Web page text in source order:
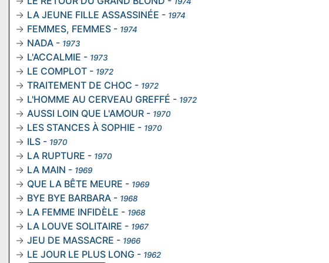
LA JEUNE FILLE ASSASSINÉE - 1974
FEMMES, FEMMES - 1974
NADA - 1973
L'ACCALMIE - 1973
LE COMPLOT - 1972
TRAITEMENT DE CHOC - 1972
L'HOMME AU CERVEAU GREFFÉ - 1972
AUSSI LOIN QUE L'AMOUR - 1970
LES STANCES À SOPHIE - 1970
ILS - 1970
LA RUPTURE - 1970
LA MAIN - 1969
QUE LA BÊTE MEURE - 1969
BYE BYE BARBARA - 1968
LA FEMME INFIDÈLE - 1968
LA LOUVE SOLITAIRE - 1967
JEU DE MASSACRE - 1966
LE JOUR LE PLUS LONG - 1962